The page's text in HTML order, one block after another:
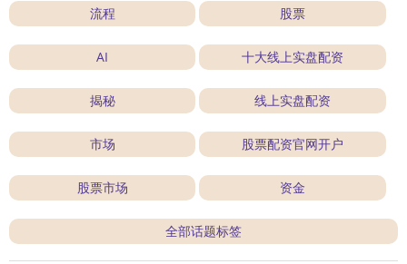
流程 股票
AI 十大线上实盘配资
揭秘 线上实盘配资
市场 股票配资官网开户
股票市场 资金
全部话题标签